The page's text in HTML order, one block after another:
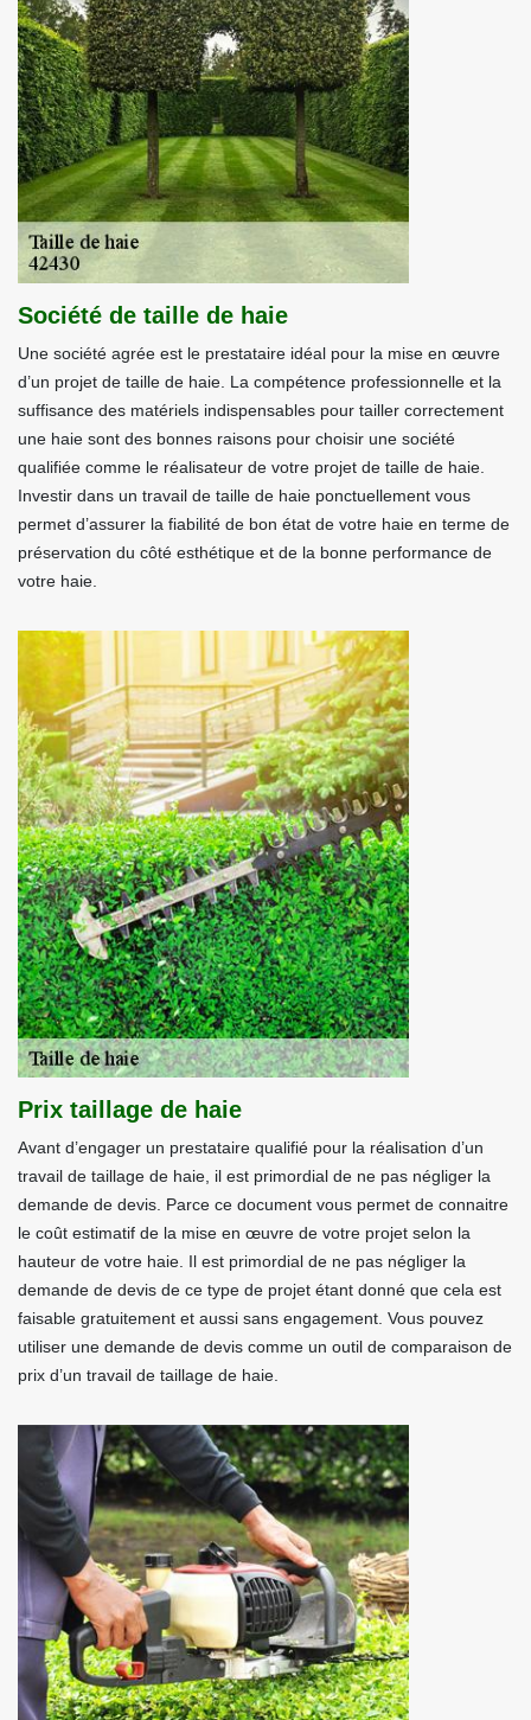
Société de taille de haie
Une société agrée est le prestataire idéal pour la mise en œuvre
d’un projet de taille de haie. La compétence professionnelle et la
suffisance des matériels indispensables pour tailler correctement
une haie sont des bonnes raisons pour choisir une société
qualifiée comme le réalisateur de votre projet de taille de haie.
Investir dans un travail de taille de haie ponctuellement vous
permet d’assurer la fiabilité de bon état de votre haie en terme de
préservation du côté esthétique et de la bonne performance de
votre haie.
Prix taillage de haie
Avant d’engager un prestataire qualifié pour la réalisation d’un
travail de taillage de haie, il est primordial de ne pas négliger la
demande de devis. Parce ce document vous permet de connaitre
le coût estimatif de la mise en œuvre de votre projet selon la
hauteur de votre haie. Il est primordial de ne pas négliger la
demande de devis de ce type de projet étant donné que cela est
faisable gratuitement et aussi sans engagement. Vous pouvez
utiliser une demande de devis comme un outil de comparaison de
prix d’un travail de taillage de haie.